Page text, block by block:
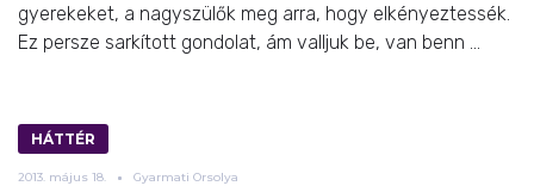
gyerekeket, a nagyszülők meg arra, hogy elkényeztessék.
Ez persze sarkított gondolat, ám valljuk be, van benn ...
HÁTTÉR
2013. május 18. Gyarmati Orsolya